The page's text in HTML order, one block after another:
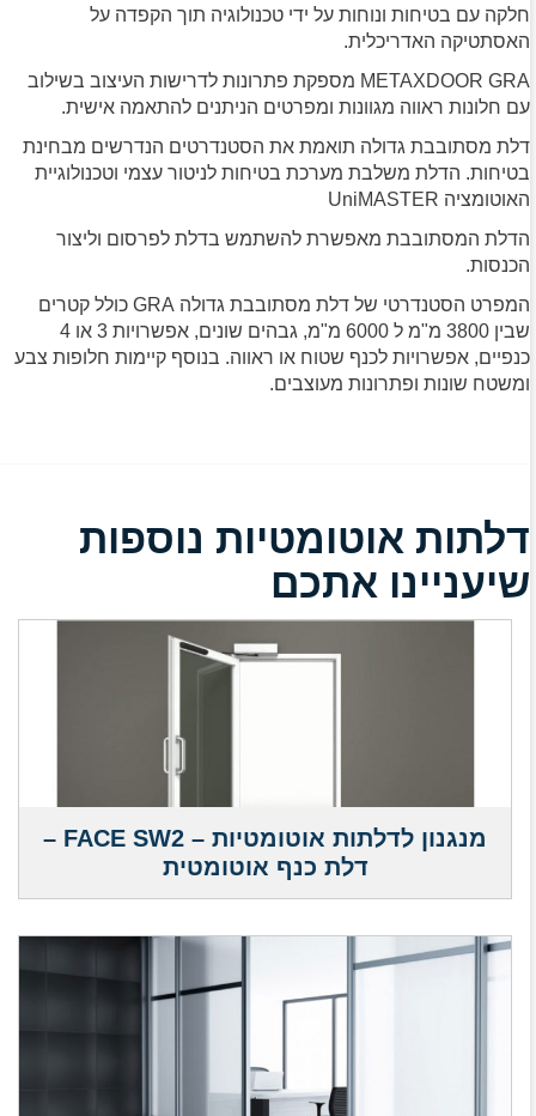
חלקה עם בטיחות ונוחות על ידי טכנולוגיה תוך הקפדה על
האסתטיקה האדריכלית.
METAXDOOR GRA מספקת פתרונות לדרישות העיצוב בשילוב
עם חלונות ראווה מגוונות ומפרטים הניתנים להתאמה אישית.
דלת מסתובבת גדולה תואמת את הסטנדרטים הנדרשים מבחינת
בטיחות. הדלת משלבת מערכת בטיחות לניטור עצמי וטכנולוגיית
האוטומציה UniMASTER
הדלת המסתובבת מאפשרת להשתמש בדלת לפרסום וליצור
הכנסות.
המפרט הסטנדרטי של דלת מסתובבת גדולה GRA כולל קטרים ​​
שבין 3800 מ"מ ל 6000 מ"מ, גבהים שונים, אפשרויות 3 או 4
כנפיים, אפשרויות לכנף שטוח או ראווה. בנוסף קיימות חלופות צבע
ומשטח שונות ופתרונות מעוצבים.
דלתות אוטומטיות נוספות
שיעניינו אתכם
מנגנון לדלתות אוטומטיות – FACE SW2 –
דלת כנף אוטומטית